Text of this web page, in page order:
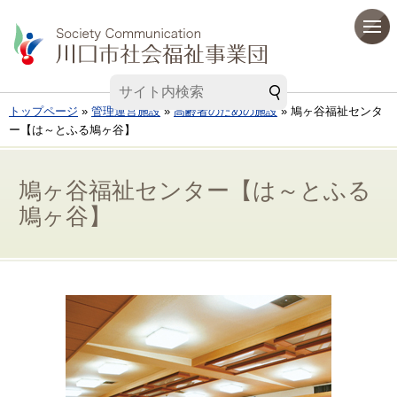
トップページ » 管理運営施設 » 高齢者のための施設 » 鳩ヶ谷福祉センタ
ー【は～とふる鳩ヶ谷】
鳩ヶ谷福祉センター【は～とふる
鳩ヶ谷】